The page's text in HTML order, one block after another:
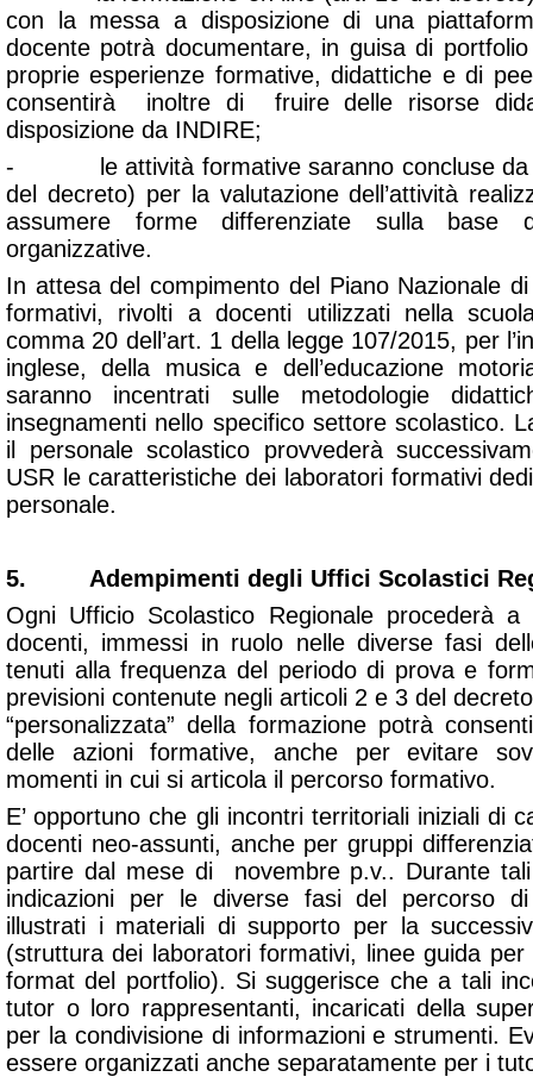
con la messa a disposizione di una
docente potrà documentare, in guisa di
proprie esperienze formative, didattiche e di
consentirà inoltre di fruire delle risorse
disposizione da INDIRE;
- le attività formative saranno concluse da
del decreto) per la valutazione dell’attività
assumere forme differenziate sulla base
organizzative.
In attesa del compimento del Piano Nazionale
formativi, rivolti a docenti utilizzati nella
comma 20 dell’art. 1 della legge 107/2015, per
inglese, della musica e dell’educazione
saranno incentrati sulle metodologie
insegnamenti nello specifico settore scolastico.
il personale scolastico provvederà
USR le caratteristiche dei laboratori formativi
personale.
5. Adempimenti degli Uffici Scolastici
Ogni Ufficio Scolastico Regionale procederà
docenti, immessi in ruolo nelle diverse fasi
tenuti alla frequenza del periodo di prova e
previsioni contenute negli articoli 2 e 3 del
“personalizzata” della formazione potrà
delle azioni formative, anche per evitare
momenti in cui si articola il percorso formativo.
E’ opportuno che gli incontri territoriali iniziali di
docenti neo-assunti, anche per gruppi
partire dal mese di novembre p.v.. Durante
indicazioni per le diverse fasi del percorso
illustrati i materiali di supporto per la
(struttura dei laboratori formativi, linee guida per
format del portfolio). Si suggerisce che a tali
tutor o loro rappresentanti, incaricati della
per la condivisione di informazioni e strumenti.
essere organizzati anche separatamente per i